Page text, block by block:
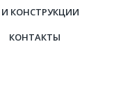
И КОНСТРУКЦИИ
КОНТАКТЫ